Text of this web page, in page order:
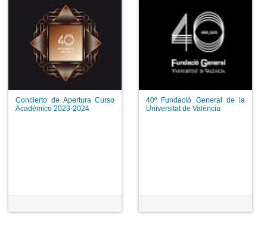
Concierto de Apertura Curso
Académico 2023-2024
40º Fundació General de la
Universitat de València